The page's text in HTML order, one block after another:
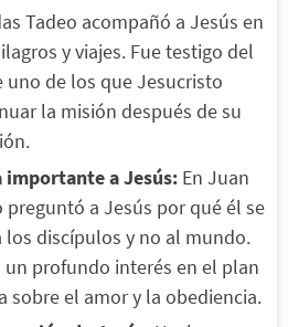
Tadeo acompañó a Jesús en
y viajes. Fue testigo del
uno de los que Jesucristo
la misión después de su
importante a Jesús: En Juan
preguntó a Jesús por qué él se
los discípulos y no al mundo.
un profundo interés en el plan
sobre el amor y la obediencia.